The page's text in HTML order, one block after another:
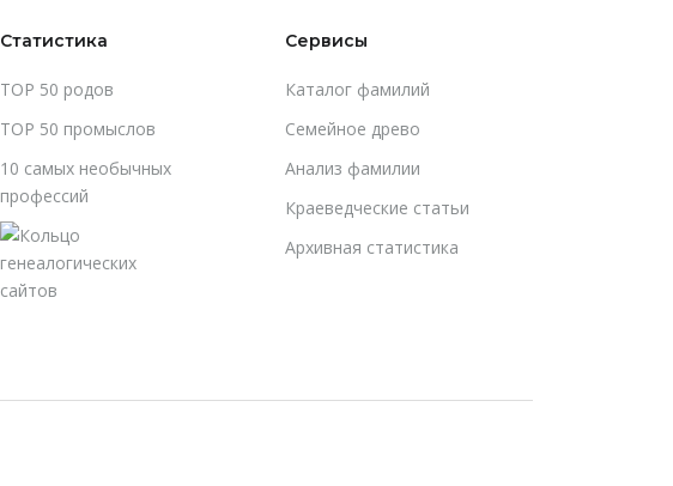
Статистика
TOP 50 родов
TOP 50 промыслов
10 самых необычных
профессий
Сервисы
Каталог фамилий
Cемейное древо
Анализ фамилии
Краеведческие статьи
Архивная статистика